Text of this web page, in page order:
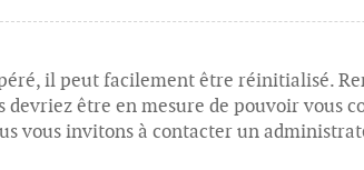
il peut facilement être réinitialisé.
devriez être en mesure de pouvoir vous
vous invitons à contacter un